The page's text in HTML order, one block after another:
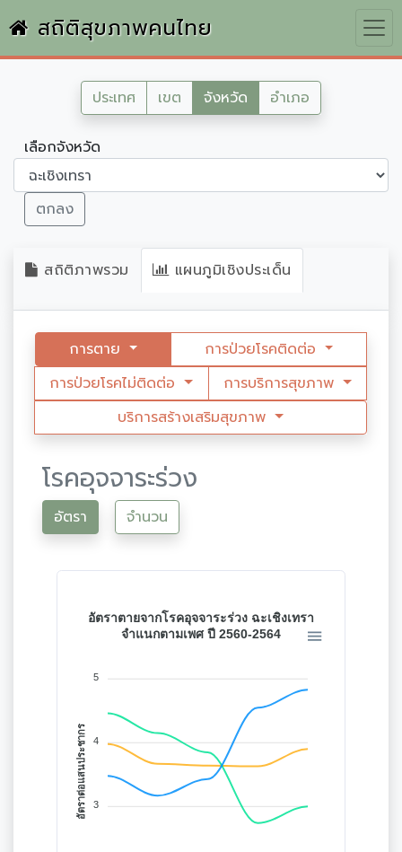
สถิติสุขภาพคนไทย
ประเทศ เขต จังหวัด อำเภอ
เลือกจังหวัด
ตกลง
สถิติภาพรวม แผนภูมิเชิงประเด็น
การตาย
การป่วยโรคติดต่อ
การป่วยโรคไม่ติดต่อ
การบริการสุขภาพ
บริการสร้างเสริมสุขภาพ
โรคอุจจาระร่วง
อัตรา จำนวน